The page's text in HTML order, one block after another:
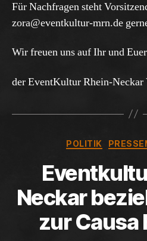
Für Nachfragen steht
zora@eventkultur-mrn.de
Wir freuen uns auf Ihr und
der EventKultur Rhein-Neckar
POLITIK
Neckar
zur Causa